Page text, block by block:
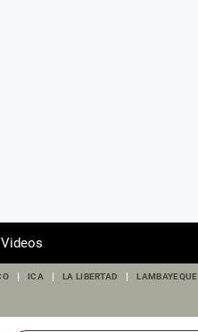
Videos
ICA LA LIBERTAD LAMBAYEQUE